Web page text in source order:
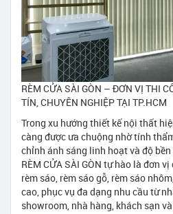
RÈM CỬA SÀI GÒN – ĐƠN VỊ THI
TÍN, CHUYÊN NGHIỆP TẠI TP.HCM
Trong xu hướng thiết kế nội thất
càng được ưa chuộng nhờ tính
chỉnh ánh sáng linh hoạt và độ
RÈM CỬA SÀI GÒN tự hào là đơn
rèm sáo, rèm sáo gỗ, rèm sáo
cao, phục vụ đa dạng nhu cầu từ
showroom, nhà hàng, khách sạn